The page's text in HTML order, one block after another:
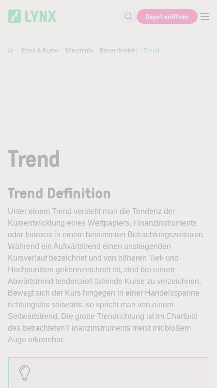
Suche nach Aktie, Autor...
Depot eröffnen
Börse & Kurse Börseninfo Börsenlexikon Trend
Trend
Trend Definition
Unter einem Trend versteht man die Tendenz der
Kursentwicklung eines Wertpapiers, Finanzinstruments
oder Indexes in einem bestimmten Betrachtungszeitraum.
Während ein Aufwärtstrend einen ansteigenden
Kursverlauf bezeichnet und von höheren Tief- und
Hochpunkten gekennzeichnet ist, sind bei einem
Abwärtstrend tendenziell fallende Kurse zu verzeichnen.
Bewegt sich der Kurs hingegen in einer Handelsspanne
richtungslos seitwärts, so spricht man von einem
Seitwärtstrend. Die grobe Trendrichtung ist im Chartbild
des betrachteten Finanzinstruments meist mit bloßem
Auge erkennbar.